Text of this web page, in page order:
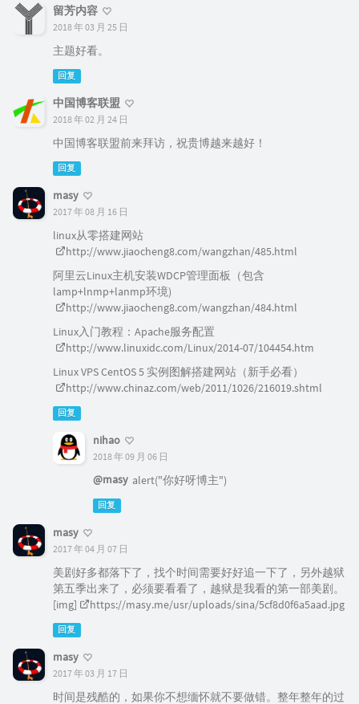
留芳内容
2018 年 03 月 25 日
主题好看。
回复
中国博客联盟
2018 年 02 月 24 日
中国博客联盟前来拜访，祝贵博越来越好！
回复
masy
2017 年 08 月 16 日
linux从零搭建网站
http://www.jiaocheng8.com/wangzhan/485.html
阿里云Linux主机安装WDCP管理面板（包含
lamp+lnmp+lanmp环境)
http://www.jiaocheng8.com/wangzhan/484.html
Linux入门教程：Apache服务配置
http://www.linuxidc.com/Linux/2014-07/104454.htm
Linux VPS CentOS 5 实例图解搭建网站（新手必看）
http://www.chinaz.com/web/2011/1026/216019.shtml
回复
nihao
2018 年 09 月 06 日
@masy alert("你好呀博主")
回复
masy
2017 年 04 月 07 日
美剧好多都落下了，找个时间需要好好追一下了，另外越狱
第五季出来了，必须要看看了，越狱是我看的第一部美剧。
[img]
https://masy.me/usr/uploads/sina/5cf8d0f6a5aad.jpg
回复
masy
2017 年 03 月 17 日
时间是残酷的，如果你不想缅怀就不要做错。整年整年的过